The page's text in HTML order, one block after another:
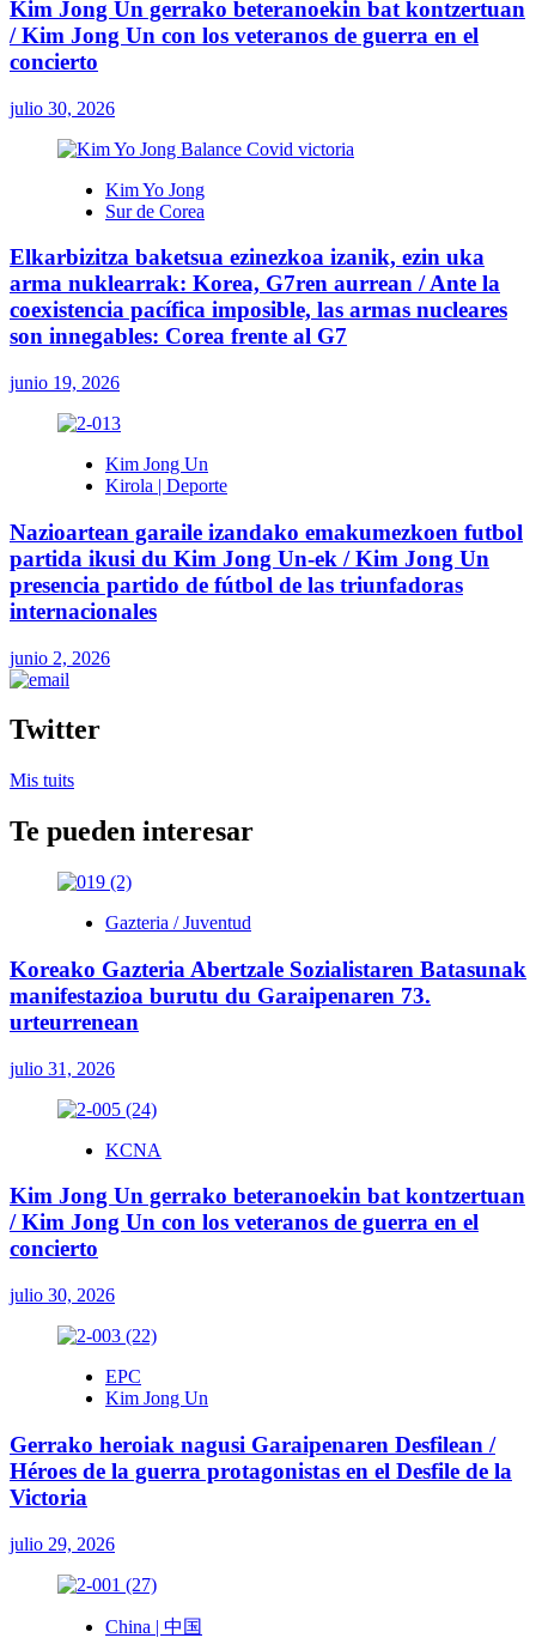
Kim Jong Un gerrako beteranoekin bat kontzertuan
/ Kim Jong Un con los veteranos de guerra en el
concierto
julio 30, 2026
Kim Yo Jong
Sur de Corea
Elkarbizitza baketsua ezinezkoa izanik, ezin uka
arma nuklearrak: Korea, G7ren aurrean / Ante la
coexistencia pacífica imposible, las armas nucleares
son innegables: Corea frente al G7
junio 19, 2026
Kim Jong Un
Kirola | Deporte
Nazioartean garaile izandako emakumezkoen futbol
partida ikusi du Kim Jong Un-ek / Kim Jong Un
presencia partido de fútbol de las triunfadoras
internacionales
junio 2, 2026
Twitter
Mis tuits
Te pueden interesar
Gazteria / Juventud
Koreako Gazteria Abertzale Sozialistaren Batasunak
manifestazioa burutu du Garaipenaren 73.
urteurrenean
julio 31, 2026
KCNA
Kim Jong Un gerrako beteranoekin bat kontzertuan
/ Kim Jong Un con los veteranos de guerra en el
concierto
julio 30, 2026
EPC
Kim Jong Un
Gerrako heroiak nagusi Garaipenaren Desfilean /
Héroes de la guerra protagonistas en el Desfile de la
Victoria
julio 29, 2026
China | 中国